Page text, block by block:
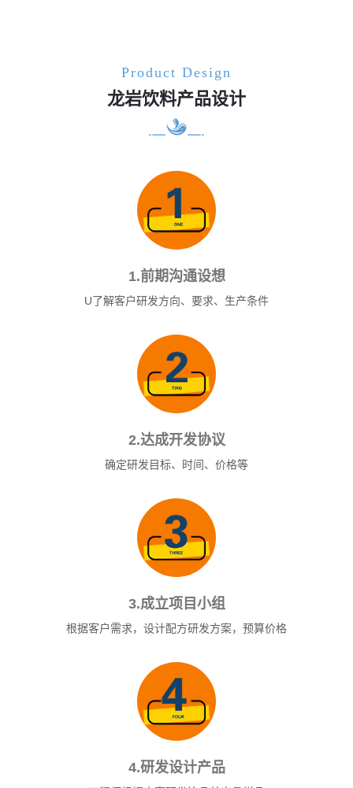
Product Design
龙岩饮料产品设计
1.前期沟通设想
U了解客户研发方向、要求、生产条件
2.达成开发协议
确定研发目标、时间、价格等
3.成立项目小组
根据客户需求，设计配方研发方案，预算价格
4.研发设计产品